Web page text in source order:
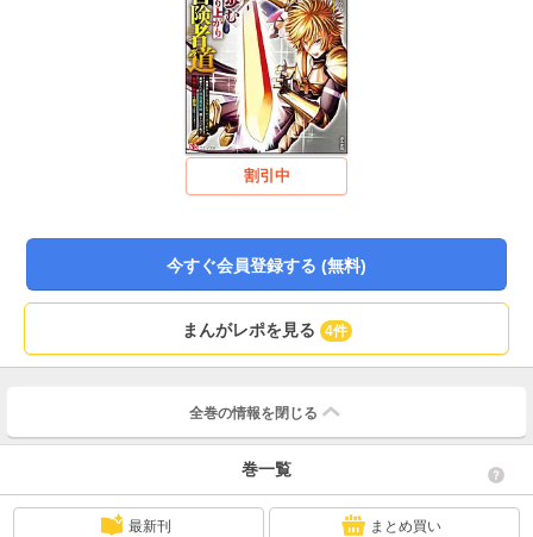
割引中
今すぐ会員登録する (無料)
まんがレポを見る 4件
全巻の情報を 閉じる
巻一覧
最新刊 まとめ買い